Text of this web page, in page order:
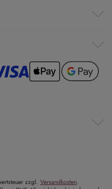
zzgl. Versandkosten.